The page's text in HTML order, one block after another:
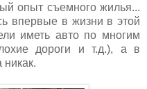
опыт съемного жилья...
впервые в жизни в этой
иметь авто по многим
дороги и т.д.), а в
никак.